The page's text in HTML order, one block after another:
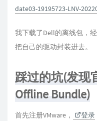
date03-19195723-LNV-
我下载了Dell的离线包，
把自己的驱动封装进去。
踩过的坑(发现
Offline Bundle)
首先注册VMware， 登录